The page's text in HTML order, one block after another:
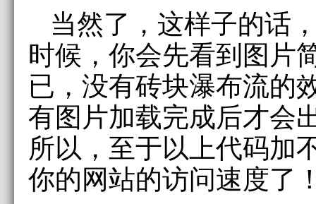
当然了，这样子的话
时候，你会先看到图片
已，没有砖块瀑布流的
有图片加载完成后才会
所以，至于以上代码加
你的网站的访问速度了